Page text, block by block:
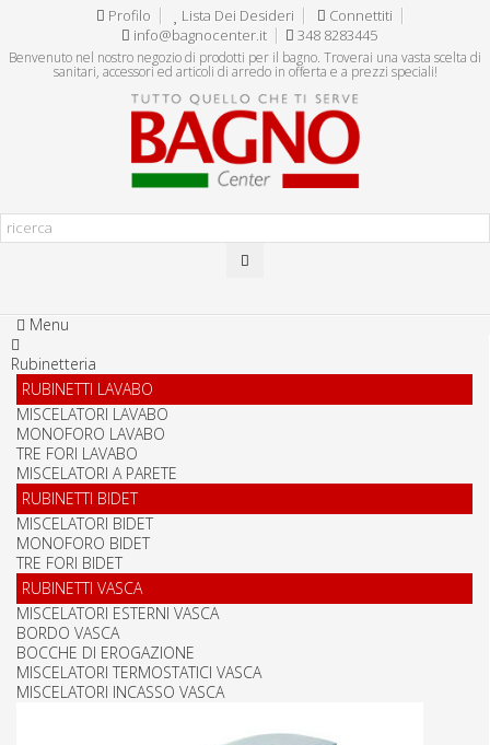
Profilo Lista Dei Desideri
Connettiti
info@bagnocenter.it
348 8283445
Benvenuto nel nostro negozio di prodotti per il bagno. Troverai una vasta scelta di
sanitari, accessori ed articoli di arredo in offerta e a prezzi speciali!
Menu
Rubinetteria
RUBINETTI LAVABO
MISCELATORI LAVABO
MONOFORO LAVABO
TRE FORI LAVABO
MISCELATORI A PARETE
RUBINETTI BIDET
MISCELATORI BIDET
MONOFORO BIDET
TRE FORI BIDET
RUBINETTI VASCA
MISCELATORI ESTERNI VASCA
BORDO VASCA
BOCCHE DI EROGAZIONE
MISCELATORI TERMOSTATICI VASCA
MISCELATORI INCASSO VASCA